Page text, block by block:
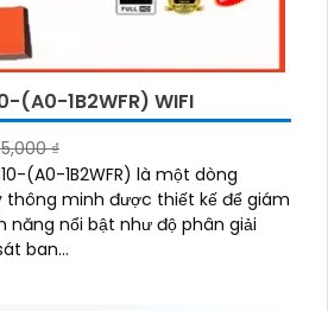
(A0-1B2WFR) WIFI
₫
(A0-1B2WFR) là một dòng
thông minh được thiết kế để giám
ban...